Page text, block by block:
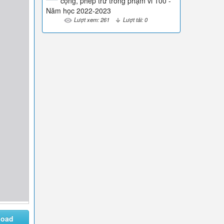
Năm học 2022-2023
Lượt xem: 261 Lượt tải: 0